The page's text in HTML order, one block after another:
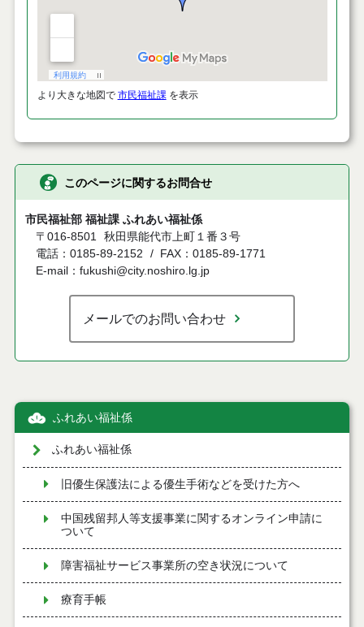
より大きな地図で 市民福祉課を表示
このページに関するお問合せ
市民福祉部 福祉課 ふれあい福祉係
〒016-8501 秋田県能代市上町１番３号
電話：0185-89-2152
FAX：0185-89-1771
E-mail：fukushi@city.noshiro.lg.jp
メールでのお問い合わせ
ふれあい福祉係
ふれあい福祉係
旧優生保護法による優生手術などを受けた方へ
中国残留邦人等支援事業に関するオンライン申請に
ついて
障害福祉サービス事業所の空き状況について
療育手帳